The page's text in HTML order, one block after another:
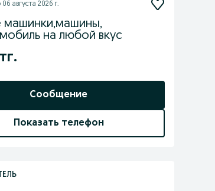
06 августа 2026 г.
машинки,машины,
на любой вкус
Сообщение
Показать телефон